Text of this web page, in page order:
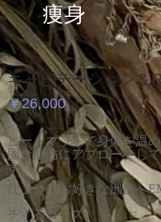
​痩身
キャビテーション＆
￥26,000
ヒートマットで身体を温
固な脂肪にアプローチし
す。
仕上げはお好きな部位へ
チするコース。